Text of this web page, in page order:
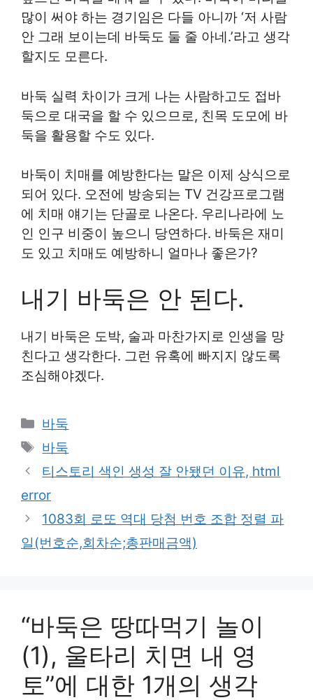
많이 써야 하는 경기임은 다들 아니까 ‘저 사람
안 그래 보이는데 바둑도 둘 줄 아네.’라고 생각
할지도 모른다.
바둑 실력 차이가 크게 나는 사람하고도 접바
둑으로 대국을 할 수 있으므로, 친목 도모에 바
둑을 활용할 수도 있다.
바둑이 치매를 예방한다는 말은 이제 상식으로
되어 있다. 오전에 방송되는 TV 건강프로그램
에 치매 얘기는 단골로 나온다. 우리나라에 노
인 인구 비중이 높으니 당연하다. 바둑은 재미
도 있고 치매도 예방하니 얼마나 좋은가?
내기 바둑은 안 된다.
내기 바둑은 도박, 술과 마찬가지로 인생을 망
친다고 생각한다. 그런 유혹에 빠지지 않도록
조심해야겠다.
카
테
리
바둑
태
그
바둑
티스토리 색인 생성 잘 안됐던 이유, html
error
1083회 로또 역대 당첨 번호 조합 정렬 파
일(번호순,회차순;총판매금액)
“바둑은 땅따먹기 놀이
(1), 울타리 치면 내 영
토”에 대한 1개의 생각